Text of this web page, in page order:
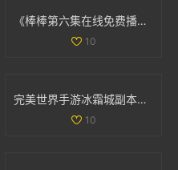
《棒棒第六集在线免费播放方法分享与观看体验》
10
完美世界手游冰霜城副本高效通关技巧全面解析攻略
10